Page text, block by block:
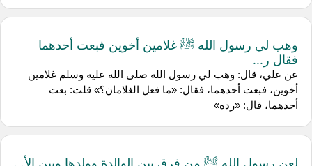
وهب لي رسول الله ﷺ غلامين أخوين فبعت أحدهما
فقال ر...
عن علي، قال: وهب لي رسول الله صلى الله عليه وسلم غلامين
أخوين، فبعت أحدهما، فقال: «ما فعل الغلامان؟» قلت: بعت
أحدهما، قال: «رده»
لعن رسول الله ﷺ من فرق بين الوالدة وولدها وبين الأ...